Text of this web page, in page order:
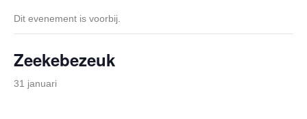
Dit evenement is voorbij.
Zeekebezeuk
31 januari